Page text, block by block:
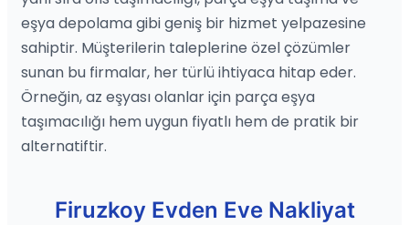
eşya depolama gibi geniş bir hizmet yelpazesine
sahiptir. Müşterilerin taleplerine özel çözümler
sunan bu firmalar, her türlü ihtiyaca hitap eder.
Örneğin, az eşyası olanlar için parça eşya
taşımacılığı hem uygun fiyatlı hem de pratik bir
alternatiftir.
Firuzkoy Evden Eve Nakliyat